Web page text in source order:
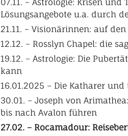
Lösungsangebote u.a. durch
21.11. – Visionärinnen: auf
12.12. – Rosslyn Chapel: die
19.12. – Astrologie: Die
kann
16.01.2025 – Die Katharer
30.01. – Joseph von
bis nach Avalon führen
27.02. – Rocamadour: